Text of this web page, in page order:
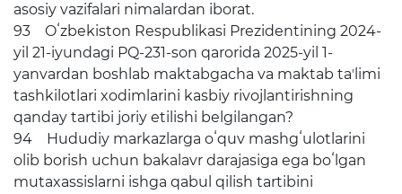
asosiy vazifalari nimalardan iborat.
93 Oʻzbekiston Respublikasi Prezidentining 2024-
yil 21-iyundagi PQ-231-son qarorida 2025-yil 1-
yanvardan boshlab maktabgacha va maktab taʼlimi
tashkilotlari xodimlarini kasbiy rivojlantirishning
qanday tartibi joriy etilishi belgilangan?
94 Hududiy markazlarga oʻquv mashgʻulotlarini
olib borish uchun bakalavr darajasiga ega boʻlgan
mutaxassislarni ishga qabul qilish tartibini